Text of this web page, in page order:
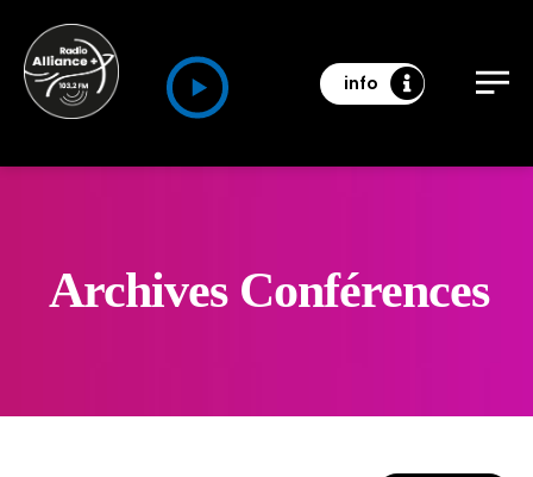
info
Archives Conférences